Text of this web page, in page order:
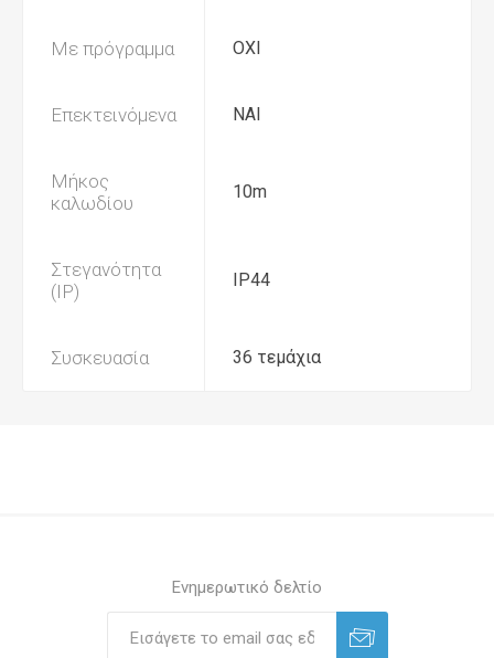
Με πρόγραμμα ΟΧΙ
Επεκτεινόμενα ΝΑΙ
Μήκος
καλωδίου
10m
Στεγανότητα
(IP)
IP44
Συσκευασία 36 τεμάχια
Ενημερωτικό δελτίο